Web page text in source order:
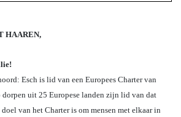
HAAREN,
Esch is lid van een Europees Charter van
dorpen uit 25 Europese landen zijn lid van dat
van het Charter is om mensen met elkaar in